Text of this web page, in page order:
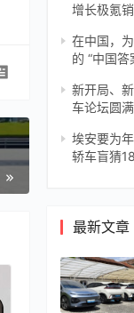
增长极氪
在中国，
的 “中国答
新开局、
车论坛圆
埃安要为
轿车盲猜
最新文章